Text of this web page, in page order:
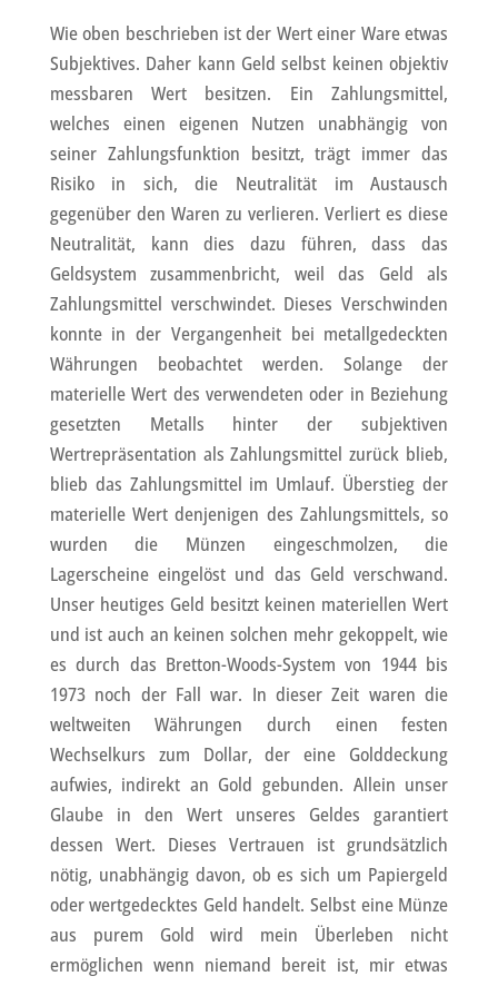
Wie oben beschrieben ist der Wert einer Ware etwas
Subjektives. Daher kann Geld selbst keinen objektiv
messbaren Wert besitzen. Ein Zahlungsmittel,
welches einen eigenen Nutzen unabhängig von
seiner Zahlungsfunktion besitzt, trägt immer das
Risiko in sich, die Neutralität im Austausch
gegenüber den Waren zu verlieren. Verliert es diese
Neutralität, kann dies dazu führen, dass das
Geldsystem zusammenbricht, weil das Geld als
Zahlungsmittel verschwindet. Dieses Verschwinden
konnte in der Vergangenheit bei metallgedeckten
Währungen beobachtet werden. Solange der
materielle Wert des verwendeten oder in Beziehung
gesetzten Metalls hinter der subjektiven
Wertrepräsentation als Zahlungsmittel zurück blieb,
blieb das Zahlungsmittel im Umlauf. Überstieg der
materielle Wert denjenigen des Zahlungsmittels, so
wurden die Münzen eingeschmolzen, die
Lagerscheine eingelöst und das Geld verschwand.
Unser heutiges Geld besitzt keinen materiellen Wert
und ist auch an keinen solchen mehr gekoppelt, wie
es durch das Bretton-Woods-System von 1944 bis
1973 noch der Fall war. In dieser Zeit waren die
weltweiten Währungen durch einen festen
Wechselkurs zum Dollar, der eine Golddeckung
aufwies, indirekt an Gold gebunden. Allein unser
Glaube in den Wert unseres Geldes garantiert
dessen Wert. Dieses Vertrauen ist grundsätzlich
nötig, unabhängig davon, ob es sich um Papiergeld
oder wertgedecktes Geld handelt. Selbst eine Münze
aus purem Gold wird mein Überleben nicht
ermöglichen wenn niemand bereit ist, mir etwas